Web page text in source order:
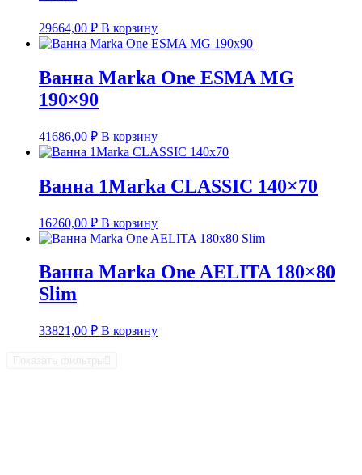
29664,00 ₽ В корзину
Ванна Marka One ESMA MG
190×90
41686,00 ₽ В корзину
Ванна 1Marka CLASSIC 140×70
16260,00 ₽ В корзину
Ванна Marka One AELITA 180×80
Slim
33821,00 ₽ В корзину